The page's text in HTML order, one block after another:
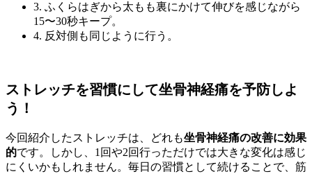
3. ふくらはぎから太もも裏にかけて伸びを感じながら
15〜30秒キープ。
4. 反対側も同じように行う。
ストレッチを習慣にして坐骨神経痛を予防しよ
う！
今回紹介したストレッチは、どれも坐骨神経痛の改善に効果
的です。しかし、1回や2回行っただけでは大きな変化は感じ
にくいかもしれません。毎日の習慣として続けることで、筋